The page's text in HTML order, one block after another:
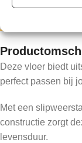
Deze vloer biedt
perfect passen bij
Met een
constructie zorgt
levensduur.